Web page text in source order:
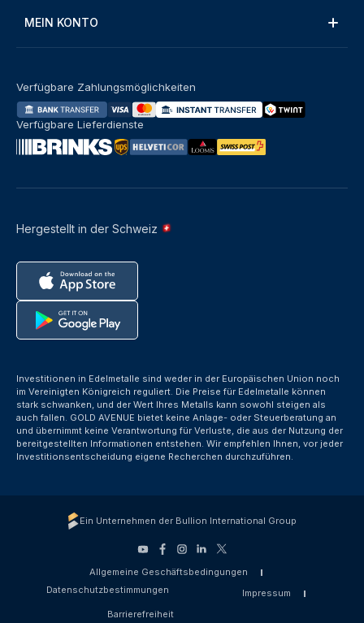
MEIN KONTO
Hergestellt in der Schweiz
Verfügbare Zahlungsmöglichkeiten
Verfügbare Lieferdienste
Investitionen in Edelmetalle sind weder in der Europäischen Union noch
im Vereinigten Königreich reguliert. Die Preise für Edelmetalle können
stark schwanken, und der Wert Ihres Metalls kann sowohl steigen als
auch fallen. GOLD AVENUE bietet keine Anlage- oder Steuerberatung an
und übernimmt keine Verantwortung für Verluste, die aus der Nutzung der
bereitgestellten Informationen entstehen. Wir empfehlen Ihnen, vor jeder
Investitionsentscheidung eigene Recherchen durchzuführen.
Ein Unternehmen der Bullion International Group
Allgemeine Geschäftsbedingungen
Datenschutzbestimmungen
Impressum
Barrierefreiheit